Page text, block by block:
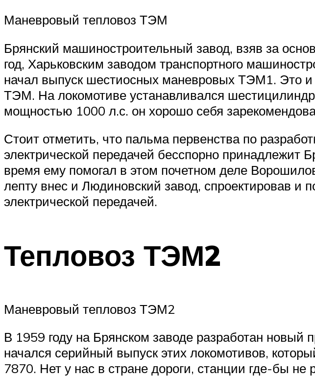
Маневровый тепловоз ТЭМ
Брянский машиностроительный завод, взяв за
год, Харьковским заводом транспортного
начал выпуск шестиосных маневровых ТЭМ1. Это и
ТЭМ. На локомотиве устанавливался
мощностью 1000 л.с. он хорошо себя
Стоит отметить, что пальма первенства по
электрической передачей бесспорно принадлежит
время ему помогал в этом почетном деле
лепту внес и Людиновский завод, спроектировав и
электрической передачей.
Тепловоз ТЭМ2
Маневровый тепловоз ТЭМ2
В 1959 году на Брянском заводе разработан новый
начался серийный выпуск этих локомотивов,
7870. Нет у нас в стране дороги, станции где-бы не